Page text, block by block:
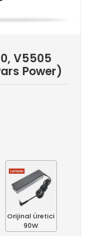
V5505
Power)
Orijinal Üretici
90W